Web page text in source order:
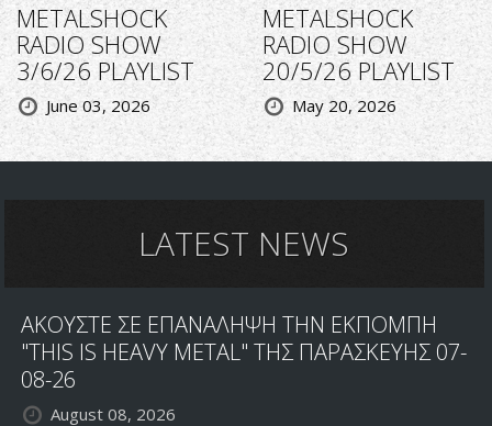
METALSHOCK
RADIO SHOW
3/6/26 PLAYLIST
June 03, 2026
METALSHOCK
RADIO SHOW
20/5/26 PLAYLIST
May 20, 2026
LATEST NEWS
ΑΚΟΥΣΤΕ ΣΕ ΕΠΑΝΑΛΗΨΗ ΤΗΝ ΕΚΠΟΜΠΗ
"THIS IS HEAVY METAL" ΤΗΣ ΠΑΡΑΣΚΕΥΗΣ 07-
08-26
August 08, 2026